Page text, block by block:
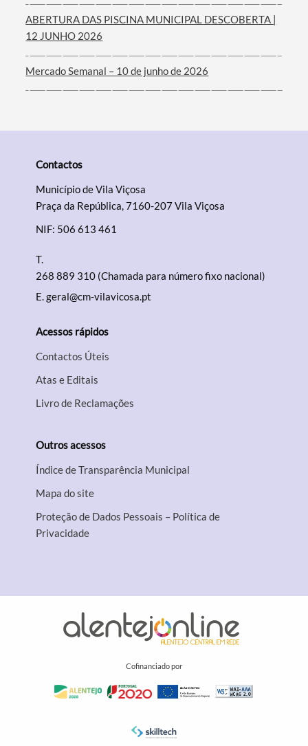
ABERTURA DAS PISCINA MUNICIPAL DESCOBERTA |
12 JUNHO 2026
Mercado Semanal – 10 de junho de 2026
Contactos
Município de Vila Viçosa
Praça da República, 7160-207 Vila Viçosa
NIF: 506 613 461
T.
268 889 310 (Chamada para número fixo nacional)
E.geral@cm-vilavicosa.pt
Acessos rápidos
Contactos Úteis
Atas e Editais
Livro de Reclamações
Outros acessos
Índice de Transparência Municipal
Mapa do site
Proteção de Dados Pessoais – Política de
Privacidade
Cofinanciado por